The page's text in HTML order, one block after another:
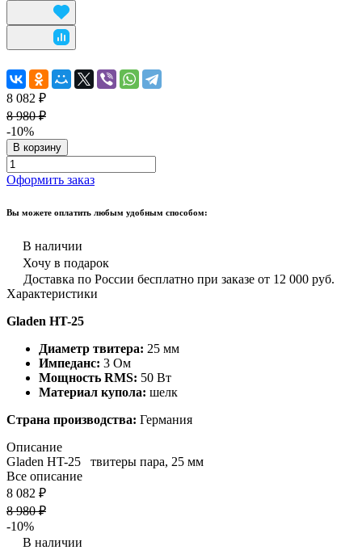
8 082 ₽
8 980 ₽
-10%
В корзину
Оформить заказ
Вы можете оплатить любым удобным способом:
В наличии
Хочу в подарок
Доставка по России бесплатно при заказе от 12 000 руб.
Характеристики
Gladen HT-25
Диаметр твитера: 25 мм
Импеданс: 3 Ом
Мощность RMS: 50 Вт
Материал купола: шелк
Страна производства: Германия
Описание
Gladen HT-25 твитеры пара, 25 мм
Все описание
8 082 ₽
8 980 ₽
-10%
В наличии